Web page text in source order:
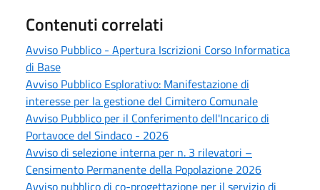
Contenuti correlati
Avviso Pubblico - Apertura Iscrizioni Corso Informatica
di Base
Avviso Pubblico Esplorativo: Manifestazione di
interesse per la gestione del Cimitero Comunale
Avviso Pubblico per il Conferimento dell'Incarico di
Portavoce del Sindaco - 2026
Avviso di selezione interna per n. 3 rilevatori –
Censimento Permanente della Popolazione 2026
Avviso pubblico di co-progettazione per il servizio di